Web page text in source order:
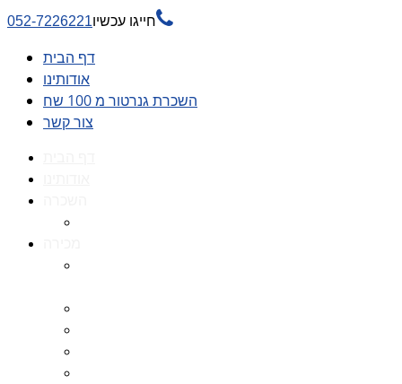
חייגו עכשיו052-7226221 
דף הבית
אודותינו
השכרת גנרטור מ 100 שח
צור קשר